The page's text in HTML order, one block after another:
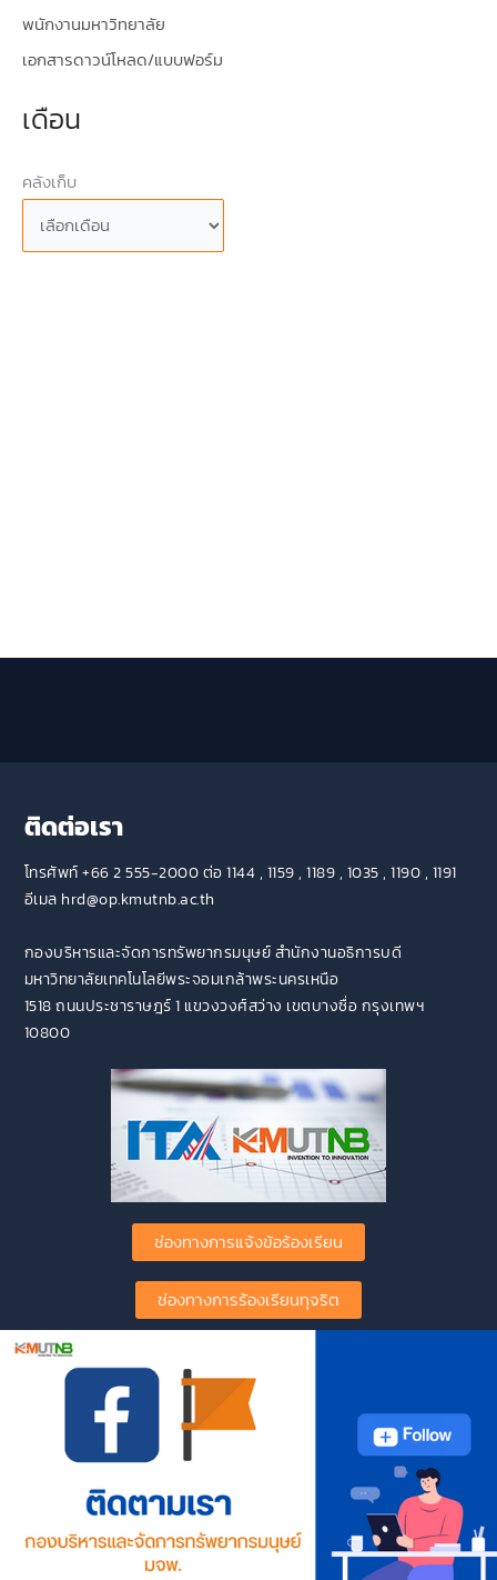
พนักงานมหาวิทยาลัย
เอกสารดาวน์โหลด/แบบฟอร์ม
เดือน
คลังเก็บ
ติดต่อเรา
โทรศัพท์ +66 2 555-2000 ต่อ 1144 , 1159 , 1189 , 1035 , 1190 , 1191
อีเมล hrd@op.kmutnb.ac.th
กองบริหารและจัดการทรัพยากรมนุษย์ สำนักงานอธิการบดี
มหาวิทยาลัยเทคโนโลยีพระจอมเกล้าพระนครเหนือ
1518 ถนนประชาราษฎร์ 1 แขวงวงศ์สว่าง เขตบางซื่อ กรุงเทพฯ
10800
ช่องทางการแจ้งข้อร้องเรียน
ช่องทางการร้องเรียนทุจริต